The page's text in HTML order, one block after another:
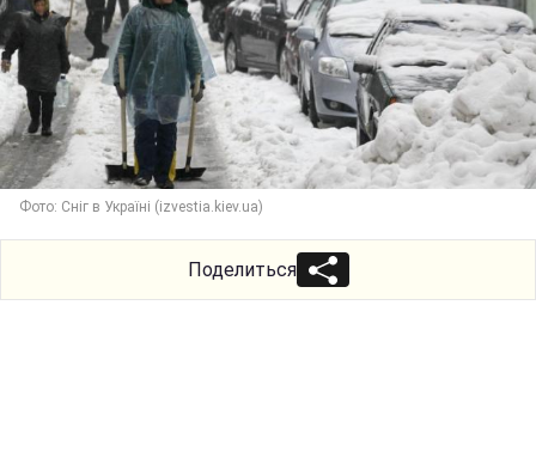
Фото: Сніг в Україні (izvestia.kiev.ua)
Поделиться